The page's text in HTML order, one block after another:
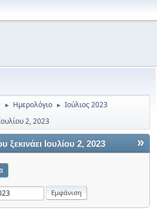
► Ημερολόγιο ► Ιούλιος 2023
2, 2023
»
ξεκινάει Ιουλίου 2, 2023